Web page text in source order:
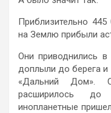
Приблизительно
на Землю прибыли
Они приводнились
доплыли до берега
«Дальний Дом».
расширилось до
инопланетные